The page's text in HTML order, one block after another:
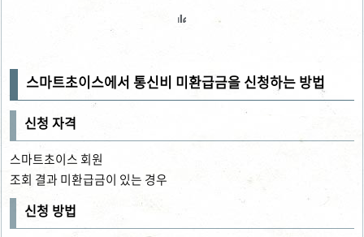
스마트초이스에서 통신비 미환급금을 신청하는 방법
신청 자격
스마트초이스 회원
조회 결과 미환급금이 있는 경우
신청 방법